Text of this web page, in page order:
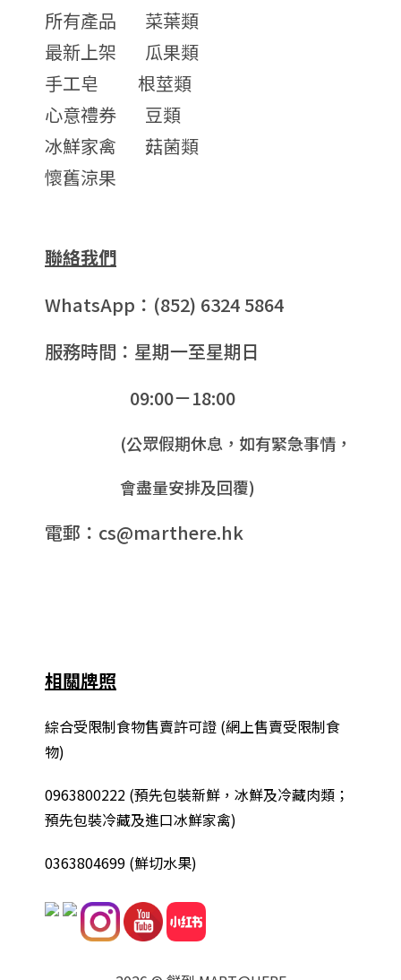
所有產品
菜葉類
最新上架
瓜果類
手工皂
根莖類
心意禮券
豆類
冰鮮家禽
菇菌類
懷舊涼果
聯絡我們
WhatsApp：(852) 6324 5864
服務時間：星期一至星期日
09:00－18:00
(公眾假期休息，如有緊急事情，
會盡量安排及回覆)
電郵：cs@marthere.hk
相關牌照
綜合受限制食物售賣許可證 (網上售賣受限制食
物)
0963800222 (預先包裝新鮮，冰鮮及冷藏肉類；
預先包裝冷藏及進口冰鮮家禽)
0363804699 (鮮切水果)